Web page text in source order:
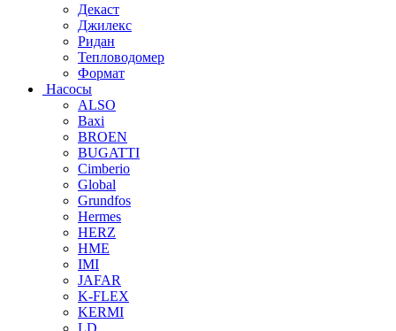
Декаст
Джилекс
Ридан
Тепловодомер
Формат
Насосы
ALSO
Baxi
BROEN
BUGATTI
Cimberio
Global
Grundfos
Hermes
HERZ
HME
IMI
JAFAR
K-FLEX
KERMI
LD